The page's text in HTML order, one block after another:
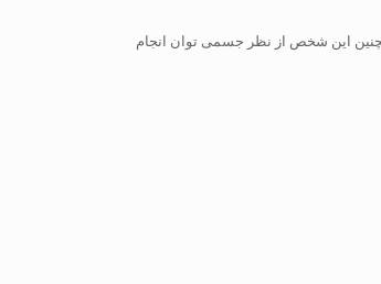
این شخص از نظر جسمی توان انجام